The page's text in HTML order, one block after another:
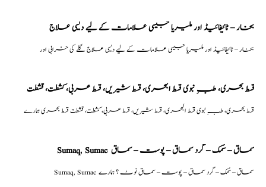
بخار – ٹائیفائیڈ اور ملیریا جیسی علامات کے لیے دیسی علاج
بخار – ٹائیفائیڈ اور ملیریا جیسی علامات کے لیے دیسی علاج گلے کی خرابی اور
قسط بحری، طبِ نبوی قسط البحری، قسط شیریں، قسط عربی، كشطت، قشطت
قسط بحری، طبِ نبوی قسط البحری، قسط شیریں، قسط عربی، كشطت، قشطت قسط بحری ہمارے
Sumaq, Sumac سماق – سُمک – گرد سماق – پوست – سماق
Sumaq, Sumac سماق – سُمک – گرد سماق – پوست – سماق نوٹ ؟ ہمارے